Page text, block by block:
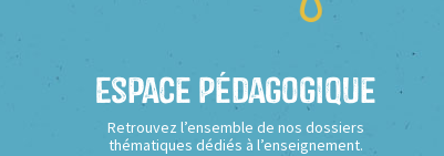
Espace Pédagogique
Retrouvez l’ensemble de nos dossiers
thématiques dédiés à l’enseignement.